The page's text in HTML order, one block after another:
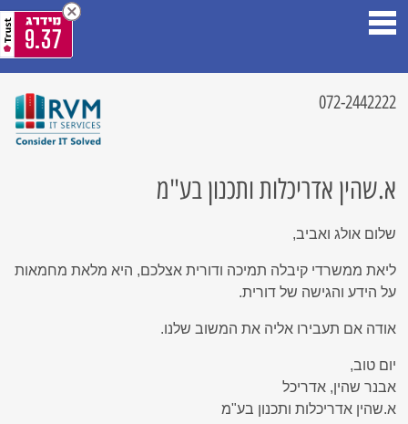
072-2442222
א.שהין אדריכלות ותכנון בע"מ
שלום אולג ואביב,
ליאת ממשרדי קיבלה תמיכה ודורית אצלכם, היא מלאת מחמאות
על הידע והגישה של דורית.
אודה אם תעבירו אליה את המשוב שלנו.
יום טוב,
אבנר שהין, אדריכל
א.שהין אדריכלות ותכנון בע"מ
9.37